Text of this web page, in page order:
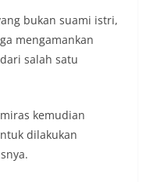
bukan suami istri,
mengamankan
salah satu
kemudian
dilakukan